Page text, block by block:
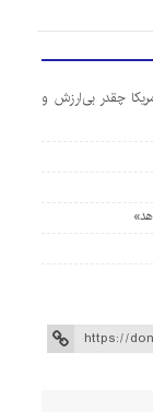
چقدر بی‌ارزش و